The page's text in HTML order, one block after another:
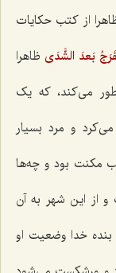
از کتب حکایات
بَعدَ الشَّدَى‌ ظاهرا
می‌کند، که یک
و مرد بسیار
مکنت بود و چه‌ها
از این شهر به آن
خدا وضعیت او